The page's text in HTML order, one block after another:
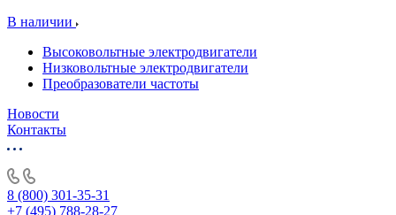
В наличии
Высоковольтные электродвигатели
Низковольтные электродвигатели
Преобразователи частоты
Новости
Контакты
8 (800) 301-35-31
+7 (495) 788-28-27